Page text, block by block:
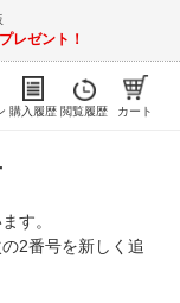
レゼント！
購入履歴 閲覧履歴 カート
す。
2番号を新しく追